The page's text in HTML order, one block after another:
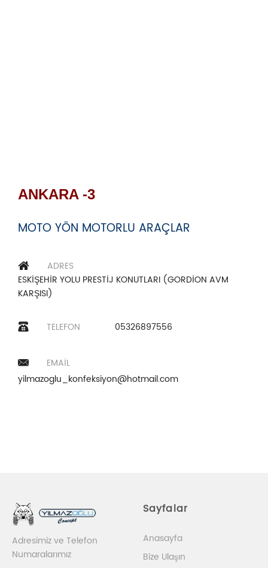
ANKARA -3
MOTO YÖN MOTORLU ARAÇLAR
ADRES
ESKİŞEHİR YOLU PRESTİJ KONUTLARI (GORDİON AVM
KARŞISI)
TELEFON 05326897556
EMAIL
yilmazoglu_konfeksiyon@hotmail.com
Adresimiz ve Telefon
Numaralarımız
Sayfalar
Anasayfa
Bize Ulaşın